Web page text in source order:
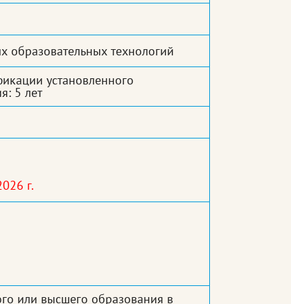
технологий
установленного
5 лет
г.
или высшего образования в